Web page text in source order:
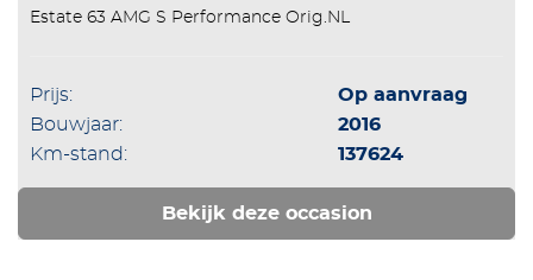
Estate 63 AMG S Performance Orig.NL
Prijs:
Op aanvraag
Bouwjaar:
2016
Km-stand:
137624
Bekijk deze occasion